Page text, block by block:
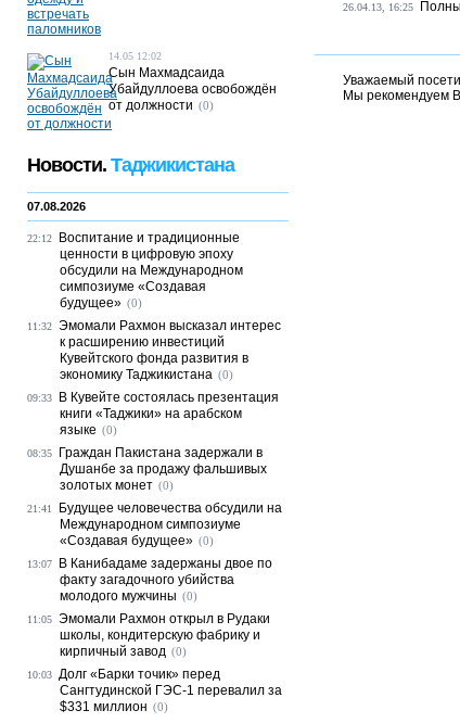
26.04.13, 16:25
Уважаемый
Мы рекомендуем
14.05 12:02
Сын Махмадсаида
Убайдуллоева освобождён
от должности (0)
Новости. Таджикистана
07.08.2026
22:12
Воспитание и традиционные
ценности в цифровую эпоху
обсудили на Международном
симпозиуме «Создавая
будущее» (0)
11:32 Эмомали Рахмон высказал интерес
к расширению инвестиций
Кувейтского фонда развития в
экономику Таджикистана (0)
09:33
В Кувейте состоялась презентация
книги «Таджики» на арабском
языке (0)
08:35
Граждан Пакистана задержали в
Душанбе за продажу фальшивых
золотых монет (0)
21:41
Будущее человечества обсудили на
Международном симпозиуме
«Создавая будущее» (0)
13:07
В Канибадаме задержаны двое по
факту загадочного убийства
молодого мужчины (0)
11:05 Эмомали Рахмон открыл в Рудаки
школы, кондитерскую фабрику и
кирпичный завод (0)
10:03 Долг «Барки точик» перед
Сангтудинской ГЭС-1 перевалил за
$331 миллион (0)